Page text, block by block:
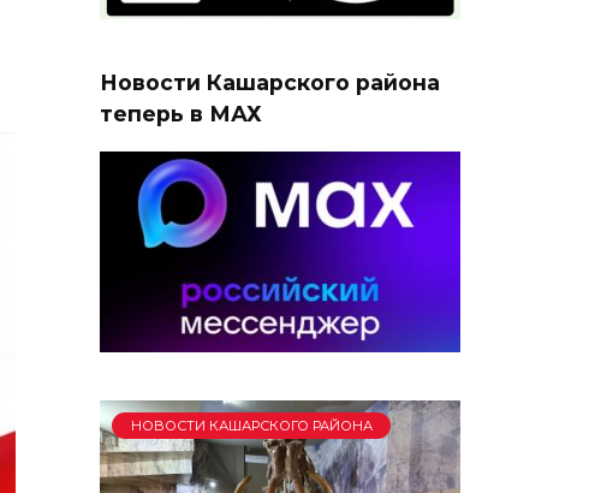
Новости Кашарского района
теперь в МАХ
НОВОСТИ КАШАРСКОГО РАЙОНА